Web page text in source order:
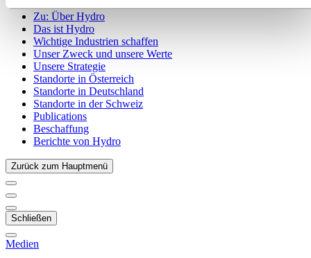
Zu: Über Hydro
Das ist Hydro
Wichtige Industrien schaffen
Unser Zweck und unsere Werte
Unsere Strategie
Standorte in Österreich
Standorte in Deutschland
Standorte in der Schweiz
Publications
Beschaffung
Berichte von Hydro
Zurück zum Hauptmenü
Schließen
Medien